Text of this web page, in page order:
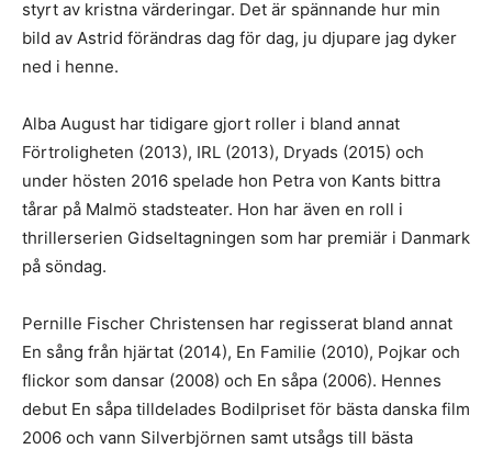
styrt av kristna värderingar. Det är spännande hur min
bild av Astrid förändras dag för dag, ju djupare jag dyker
ned i henne.
Alba August har tidigare gjort roller i bland annat
Förtroligheten (2013), IRL (2013), Dryads (2015) och
under hösten 2016 spelade hon Petra von Kants bittra
tårar på Malmö stadsteater. Hon har även en roll i
thrillerserien Gidseltagningen som har premiär i Danmark
på söndag.
Pernille Fischer Christensen har regisserat bland annat
En sång från hjärtat (2014), En Familie (2010), Pojkar och
flickor som dansar (2008) och En såpa (2006). Hennes
debut En såpa tilldelades Bodilpriset för bästa danska film
2006 och vann Silverbjörnen samt utsågs till bästa